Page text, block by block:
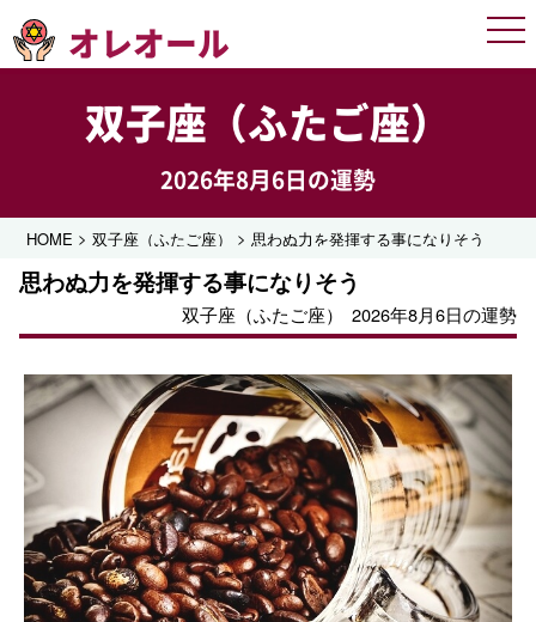
オレオール
双子座（ふたご座）
2026年8月6日の運勢
HOME >双子座（ふたご座） > 思わぬ力を発揮する事になりそう
思わぬ力を発揮する事になりそう
双子座（ふたご座） 2026年8月6日の運勢